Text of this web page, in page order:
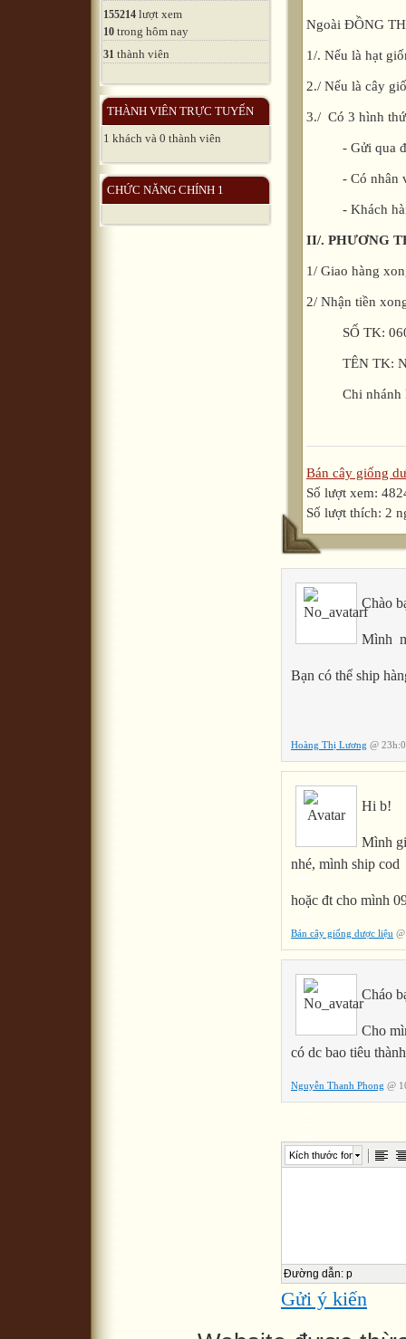
155214 lượt xem
10 trong hôm nay
31 thành viên
THÀNH VIÊN TRỰC TUYẾN
1 khách và 0 thành viên
CHỨC NĂNG CHÍNH 1
Ngoài ĐỒNG
1/. Nếu là hạt
2./ Nếu là cây
3./ Có 3 hình
- Gửi qua
- Có nhân
- Khách hàng
II/. PHƯƠNG
1/ Giao hàng
2/ Nhận tiền
SỐ TK:
TÊN TK:
Chi nhánh
Bán cây giống
Số lượt xem:
Số lượt thích: 2
Chào
Mình
Bạn có thể ship
Hoàng Thị Lương @
Hi b!
Mình
nhé, mình ship cod
hoặc đt cho mình
Bán cây giống dược liệu
Cháo
Cho
có dc bao tiêu
Nguyễn Thanh Phong @
Kích thước font
Đường dẫn: p
Gửi ý kiến